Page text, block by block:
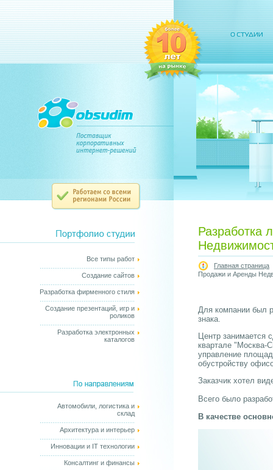
Все типы работ
Создание сайтов
Разработка фирменного стиля
Создание презентаций, игр и
роликов
Разработка электронных
каталогов
Автомобили, логистика и
склад
Архитектура и интерьер
Инновации и IT технологии
Консалтинг и финансы
Разработка
Главная страница
Продажи и Аренды
Для компании был
знака.
Центр занимается
квартале "Москва-
управление
обустройству
Заказчик хотел
Всего было
В качестве